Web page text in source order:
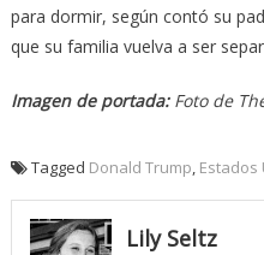
para dormir, según contó su
que su familia vuelva a ser
Imagen de portada:Foto de
Tagged Donald Trump, Estados
Lily Seltz